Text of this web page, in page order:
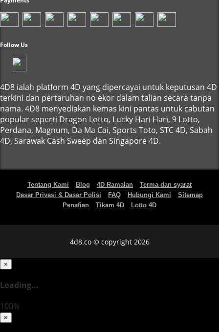
Follow Us
4D8 ialah platform 4D yang dipercayai untuk keputusan 4D
terkini dan pertaruhan no ekor dalam talian secara tanpa
nama. 4D8 menyediakan kemas kini pantas untuk cabutan
popular seperti Dragon Lotto, Lucky Hari Hari, 9 Lotto,
Perdana, Magnum, Da Ma Cai, Sports Toto, STC 4D, Sabah
4D, Sarawak Cash Sweep dan Singapore 4D.
Tentang Kami Blog 4D Ramalan
Terma dan syarat
Dasar Privasi & Dasar Polisi
FAQ Hubungi Kami
Sitemap
Penafian
Tikam 4D Lotto 4D
4d8.co © copyright 2026
×
Loading...
100%
×